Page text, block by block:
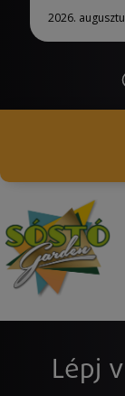
2026.
Lépj